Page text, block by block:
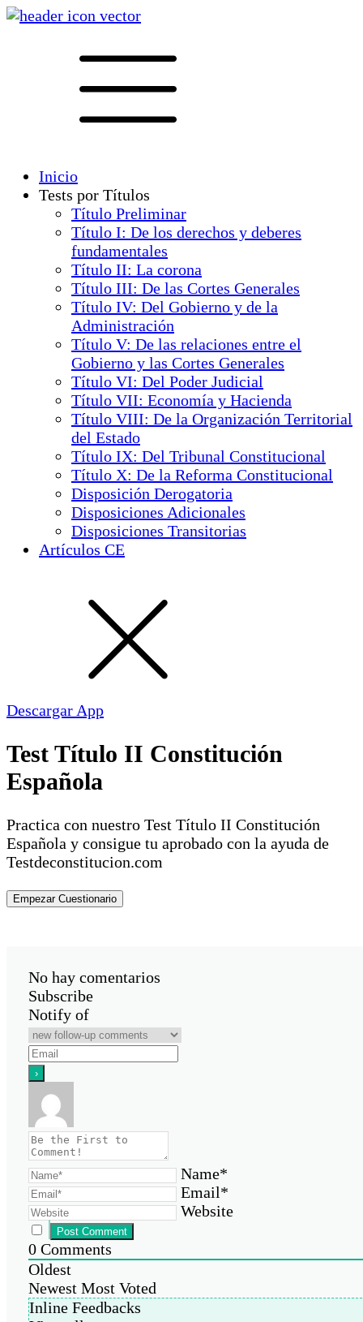
Inicio
Tests por Títulos
Título Preliminar
Título I: De los derechos y deberes
fundamentales
Título II: La corona
Título III: De las Cortes Generales
Título IV: Del Gobierno y de la
Administración
Título V: De las relaciones entre el
Gobierno y las Cortes Generales
Título VI: Del Poder Judicial
Título VII: Economía y Hacienda
Título VIII: De la Organización Territorial
del Estado
Título IX: Del Tribunal Constitucional
Título X: De la Reforma Constitucional
Disposición Derogatoria
Disposiciones Adicionales
Disposiciones Transitorias
Artículos CE
Descargar App
Test Título II Constitución
Española
Practica con nuestro Test Título II Constitución
Española y consigue tu aprobado con la ayuda de
Testdeconstitucion.com
No hay comentarios
Subscribe
Notify of
Name*
Email*
Website
0 Comments
Oldest
Newest Most Voted
Inline Feedbacks